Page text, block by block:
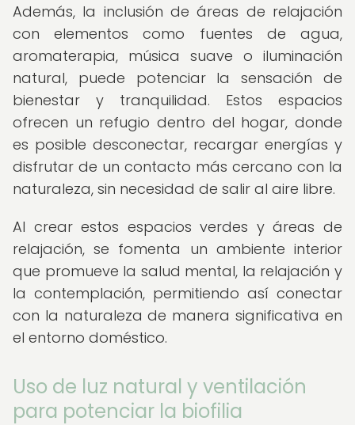
Además, la inclusión de áreas de relajación
con elementos como fuentes de agua,
aromaterapia, música suave o iluminación
natural, puede potenciar la sensación de
bienestar y tranquilidad. Estos espacios
ofrecen un refugio dentro del hogar, donde
es posible desconectar, recargar energías y
disfrutar de un contacto más cercano con la
naturaleza, sin necesidad de salir al aire libre.
Al crear estos espacios verdes y áreas de
relajación, se fomenta un ambiente interior
que promueve la salud mental, la relajación y
la contemplación, permitiendo así conectar
con la naturaleza de manera significativa en
el entorno doméstico.
Uso de luz natural y ventilación
para potenciar la biofilia